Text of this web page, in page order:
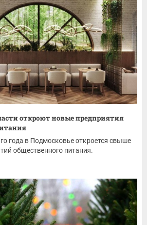
откроют новые предприятия
года в Подмосковье откроется свыше
общественного питания.